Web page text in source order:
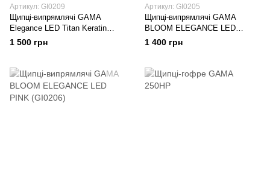
Артикул: GI0209
Щипці-випрямлячі GAMA
Elegance LED Titan Keratin
(GI0209)
1 500 грн
Артикул: GI0205
Щипці-випрямлячі GAMA
BLOOM ELEGANCE LED
ORANGE (GI0205)
1 400 грн